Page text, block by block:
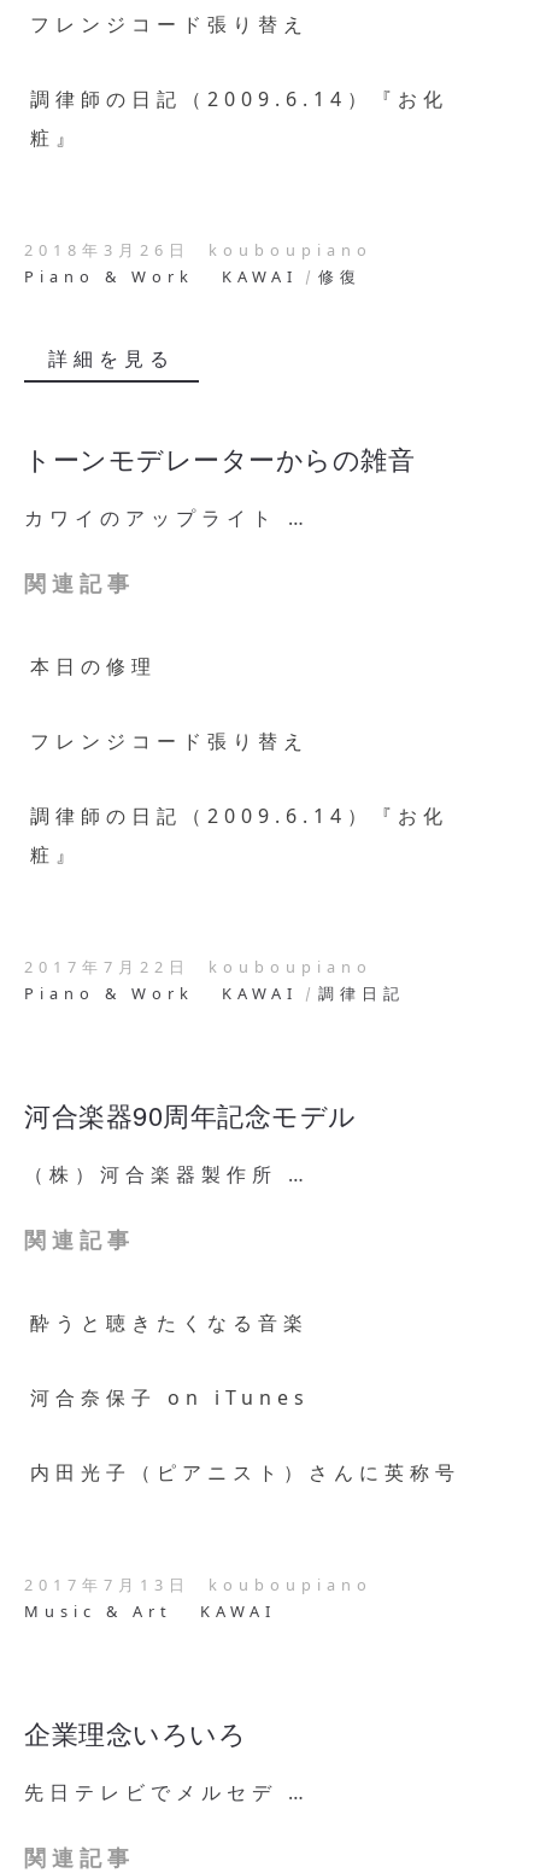
フレンジコード張り替え
調律師の日記（2009.6.14）『お化
粧』
2018年3月26日
kouboupiano
Piano & Work
KAWAI 修復
詳細を見る
トーンモデレーターからの雑音
カワイのアップライト …
関連記事
本日の修理
フレンジコード張り替え
調律師の日記（2009.6.14）『お化
粧』
2017年7月22日
kouboupiano
Piano & Work
KAWAI 調律日記
河合楽器90周年記念モデル
（株）河合楽器製作所 …
関連記事
酔うと聴きたくなる音楽
河合奈保子 on iTunes
内田光子（ピアニスト）さんに英称号
2017年7月13日
kouboupiano
Music & Art
KAWAI
企業理念いろいろ
先日テレビでメルセデ …
関連記事